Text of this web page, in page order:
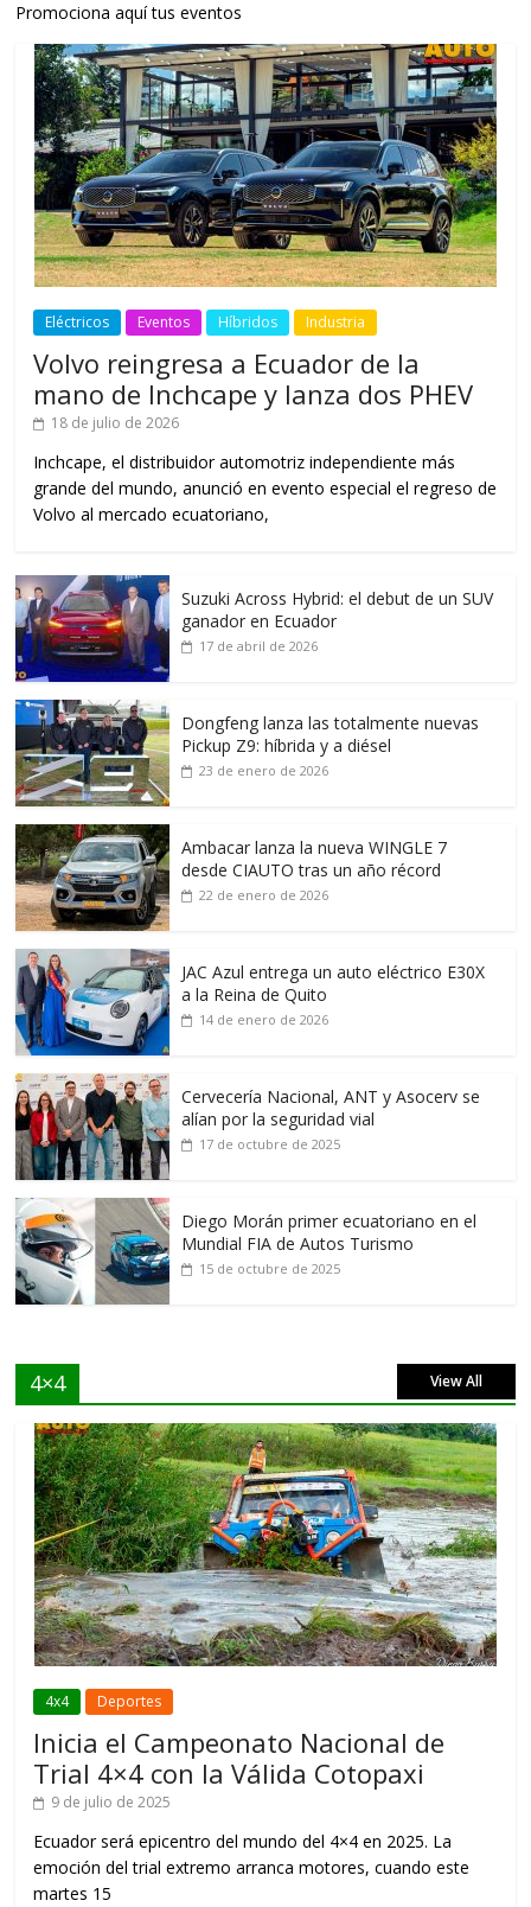
Promociona aquí tus eventos
Eléctricos Eventos Híbridos Industria
Volvo reingresa a Ecuador de la
mano de Inchcape y lanza dos PHEV
18 de julio de 2026
Inchcape, el distribuidor automotriz independiente más
grande del mundo, anunció en evento especial el regreso de
Volvo al mercado ecuatoriano,
Suzuki Across Hybrid: el debut de un SUV
ganador en Ecuador
17 de abril de 2026
Dongfeng lanza las totalmente nuevas
Pickup Z9: híbrida y a diésel
23 de enero de 2026
Ambacar lanza la nueva WINGLE 7
desde CIAUTO tras un año récord
22 de enero de 2026
JAC Azul entrega un auto eléctrico E30X
a la Reina de Quito
14 de enero de 2026
Cervecería Nacional, ANT y Asocerv se
alían por la seguridad vial
17 de octubre de 2025
Diego Morán primer ecuatoriano en el
Mundial FIA de Autos Turismo
15 de octubre de 2025
4×4 View All
4x4 Deportes
Inicia el Campeonato Nacional de
Trial 4×4 con la Válida Cotopaxi
9 de julio de 2025
Ecuador será epicentro del mundo del 4×4 en 2025. La
emoción del trial extremo arranca motores, cuando este
martes 15